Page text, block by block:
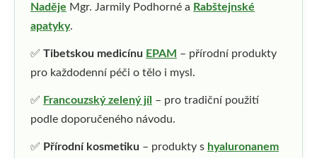
Naděje Mgr. Jarmily Podhorné a Rabštejnské
apatyky.
✅ Tibetskou medicínu EPAM – přírodní produkty
pro každodenní péči o tělo i mysl.
✅ Francouzský zelený jíl – pro tradiční použití
podle doporučeného návodu.
✅ Přírodní kosmetiku – produkty s hyaluronanem